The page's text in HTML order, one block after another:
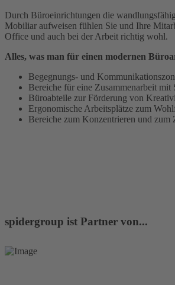
Durch Büroeinrichtungen die
Mobiliar aufweisen fühlen Sie und Ihre
Office und auch bei der Arbeit richtig wohl.
Alles, was man für einen modernen
Begegnungs- und
Bereiche für eine Zusammenarbeit mit
Büroabteile zur Förderung von
Ergonomische Arbeitsplätze zum
Bereiche zum Konzentrieren und zum
spidergroup ist Partner von...